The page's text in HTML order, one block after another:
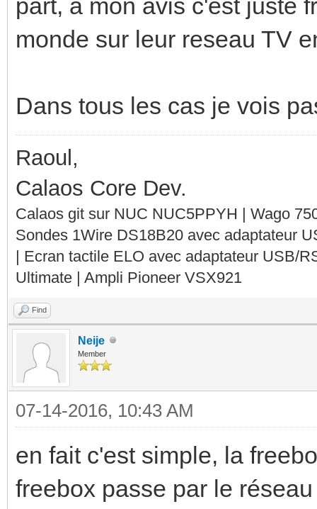
part, a mon avis c'est juste
monde sur leur reseau TV
Dans tous les cas je vois
Raoul,
Calaos Core Dev.
Calaos git sur NUC NUC5PPYH | Wago
Sondes 1Wire DS18B20 avec adaptateur
| Ecran tactile ELO avec adaptateur USB/
Ultimate | Ampli Pioneer VSX921
Find
Neije
Member
07-14-2016, 10:43 AM
en fait c'est simple, la
freebox passe par le